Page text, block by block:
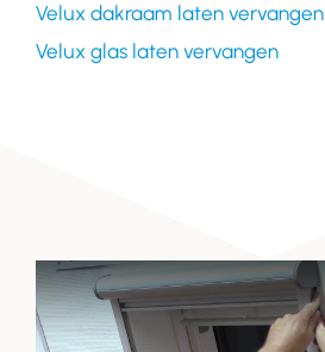
Velux dakraam laten vervangen
Velux glas laten vervangen